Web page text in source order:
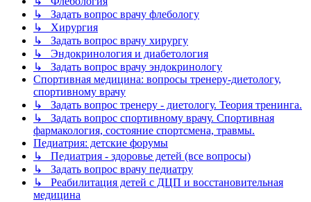
↳ Задать вопрос врачу флебологу
↳ Хирургия
↳ Задать вопрос врачу хирургу
↳ Эндокринология и диабетология
↳ Задать вопрос врачу эндокринологу
Спортивная медицина: вопросы тренеру-диетологу,
спортивному врачу
↳ Задать вопрос тренеру - диетологу. Теория тренинга.
↳ Задать вопрос спортивному врачу. Спортивная
фармакология, состояние спортсмена, травмы.
Педиатрия: детские форумы
↳ Педиатрия - здоровье детей (все вопросы)
↳ Задать вопрос врачу педиатру
↳ Реабилитация детей с ДЦП и восстановительная
медицина